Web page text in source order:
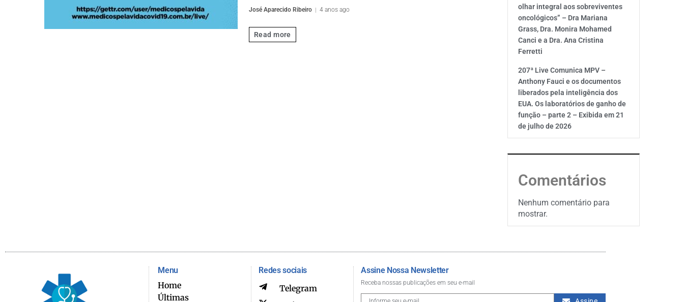
José Aparecido Ribeiro
4 anos ago
Read more
olhar integral aos sobreviventes
oncológicos” – Dra Mariana
Grass, Dra. Monira Mohamed
Canci e a Dra. Ana Cristina
Ferretti
207ª Live Comunica MPV –
Anthony Fauci e os documentos
liberados pela inteligência dos
EUA. Os laboratórios de ganho de
função – parte 2 – Exibida em 21
de julho de 2026
Comentários
Nenhum comentário para
mostrar.
Menu
Home
Últimas
Redes sociais
Telegram
Assine Nossa Newsletter
Receba nossas publicações em seu e-mail